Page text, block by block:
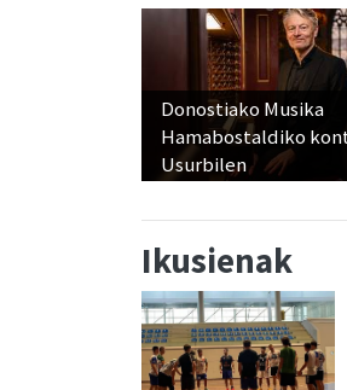
Donostiako Musika
Hamabostaldiko
Usurbilen
Ikusienak